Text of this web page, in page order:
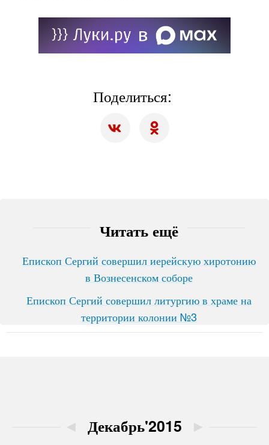
Поделиться:
Читать ещё
Епископ Сергий совершил иерейскую хиротонию
в Вознесенском соборе
Епископ Сергий совершил литургию в храме на
территории колонии №3
◄ Декабрь'2015 ►